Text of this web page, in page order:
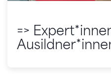
=>